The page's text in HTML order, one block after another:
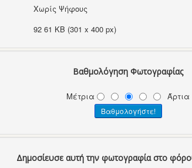
Χωρίς Ψήφους
92 61 KB (301 x 400 px)
Βαθμολόγηση Φωτογραφίας
Μέτρια Άρτια
Δημοσίευσε αυτή την φωτογραφία στο